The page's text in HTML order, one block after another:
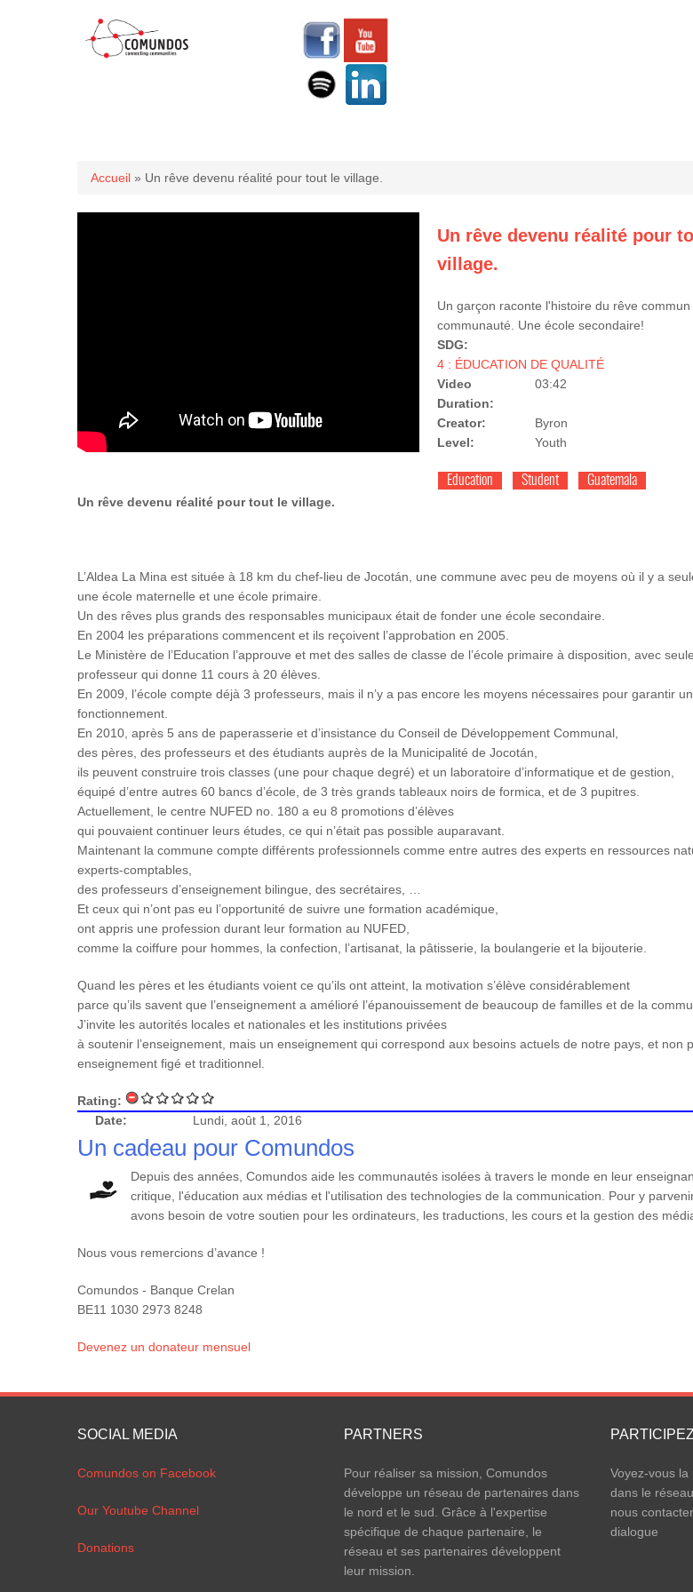
Vous êtes ici
Accueil » Un rêve devenu réalité pour tout le village.
Un rêve devenu réalité pour
village.
Un garçon raconte l'histoire du rêve
communauté. Une école secondaire!
SDG:
4 : ÉDUCATION DE QUALITÉ
Video
Duration:
03:42
Creator:
Byron
Level:
Youth
Education Student
Guatemala
Un rêve devenu réalité pour tout le village.
L’Aldea La Mina est située à 18 km du chef-lieu de Jocotán, une commune avec peu de moyens où il y a
une école maternelle et une école primaire.
Un des rêves plus grands des responsables municipaux était de fonder une école secondaire.
En 2004 les préparations commencent et ils reçoivent l’approbation en 2005.
Le Ministère de l’Education l’approuve et met des salles de classe de l’école primaire à disposition, avec
professeur qui donne 11 cours à 20 élèves.
En 2009, l’école compte déjà 3 professeurs, mais il n’y a pas encore les moyens nécessaires pour garantir
fonctionnement.
En 2010, après 5 ans de paperasserie et d’insistance du Conseil de Développement Communal,
des pères, des professeurs et des étudiants auprès de la Municipalité de Jocotán,
ils peuvent construire trois classes (une pour chaque degré) et un laboratoire d’informatique et de gestion,
équipé d’entre autres 60 bancs d’école, de 3 très grands tableaux noirs de formica, et de 3 pupitres.
Actuellement, le centre NUFED no. 180 a eu 8 promotions d’élèves
qui pouvaient continuer leurs études, ce qui n’était pas possible auparavant.
Maintenant la commune compte différents professionnels comme entre autres des experts en ressources
experts-comptables,
des professeurs d’enseignement bilingue, des secrétaires, …
Et ceux qui n’ont pas eu l’opportunité de suivre une formation académique,
ont appris une profession durant leur formation au NUFED,
comme la coiffure pour hommes, la confection, l’artisanat, la pâtisserie, la boulangerie et la bijouterie.
Quand les pères et les étudiants voient ce qu’ils ont atteint, la motivation s’élève considérablement
parce qu’ils savent que l’enseignement a amélioré l’épanouissement de beaucoup de familles et de la
J’invite les autorités locales et nationales et les institutions privées
à soutenir l’enseignement, mais un enseignement qui correspond aux besoins actuels de notre pays, et non
enseignement figé et traditionnel.
Rating:
Date:
Lundi, août 1, 2016
Un cadeau pour Comundos
Depuis des années, Comundos aide les communautés isolées à travers le monde en leur
critique, l'éducation aux médias et l'utilisation des technologies de la communication. Pour y
avons besoin de votre soutien pour les ordinateurs, les traductions, les cours et la gestion des
Nous vous remercions d’avance !
Comundos - Banque Crelan
BE11 1030 2973 8248
Devenez un donateur mensuel
SOCIAL MEDIA
Comundos on Facebook
Our Youtube Channel
Donations
PARTNERS
Pour réaliser sa mission, Comundos
développe un réseau de partenaires dans
le nord et le sud. Grâce à l'expertise
spécifique de chaque partenaire, le
réseau et ses partenaires développent
leur mission.
PARTICIPEZ
Voyez-vous
dans le
nous
dialogue